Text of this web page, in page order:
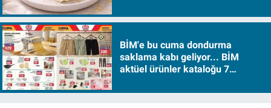
BİM'e bu cuma dondurma
saklama kabı geliyor... BİM
aktüel ürünler kataloğu 7